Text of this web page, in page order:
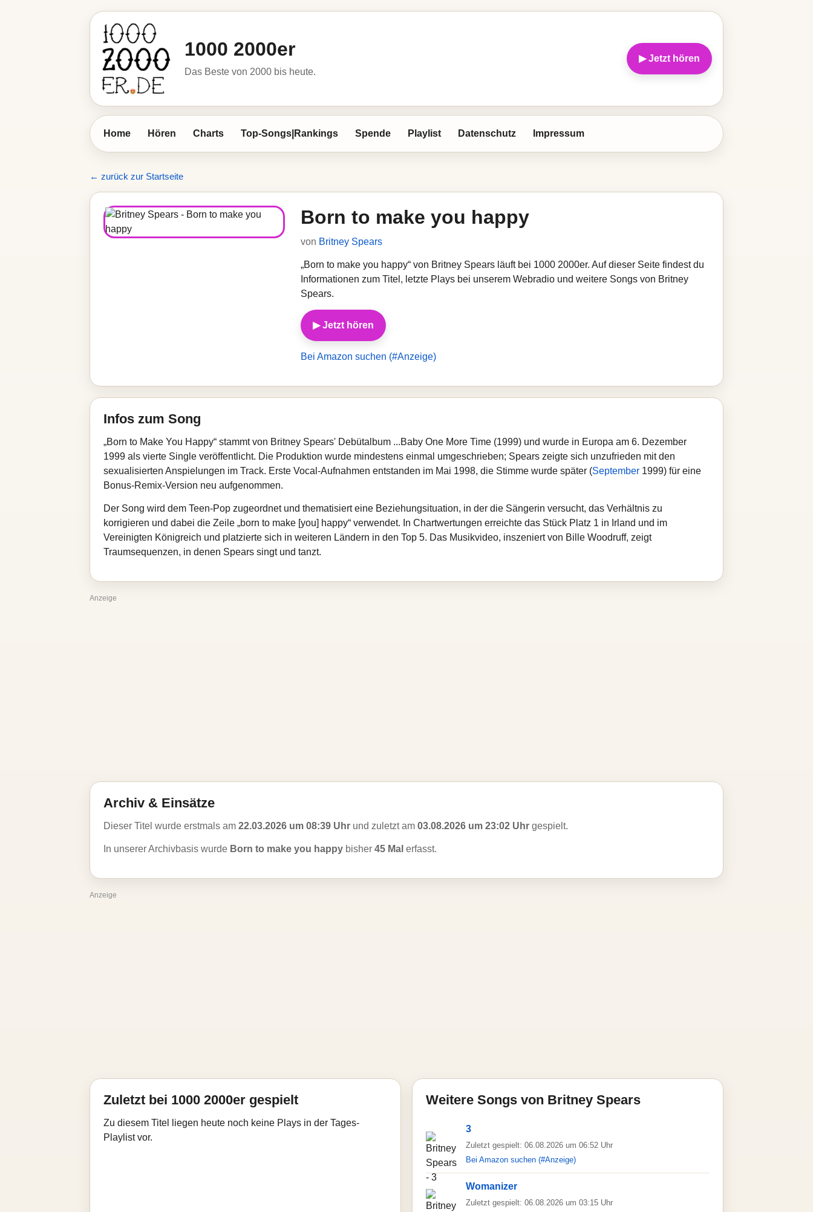
1000 2000er
Das Beste von 2000 bis heute.
▶ Jetzt hören
Home Hören Charts Top-Songs|Rankings Spende Playlist Datenschutz Impressum
← zurück zur Startseite
Born to make you happy
von Britney Spears
„Born to make you happy“ von Britney Spears läuft bei 1000 2000er. Auf dieser Seite findest du
Informationen zum Titel, letzte Plays bei unserem Webradio und weitere Songs von Britney
Spears.
▶ Jetzt hören
Bei Amazon suchen (#Anzeige)
Infos zum Song
„Born to Make You Happy“ stammt von Britney Spears' Debütalbum ...Baby One More Time (1999) und wurde in Europa am 6. Dezember
1999 als vierte Single veröffentlicht. Die Produktion wurde mindestens einmal umgeschrieben; Spears zeigte sich unzufrieden mit den
sexualisierten Anspielungen im Track. Erste Vocal-Aufnahmen entstanden im Mai 1998, die Stimme wurde später (September 1999) für eine
Bonus-Remix-Version neu aufgenommen.
Der Song wird dem Teen-Pop zugeordnet und thematisiert eine Beziehungsituation, in der die Sängerin versucht, das Verhältnis zu
korrigieren und dabei die Zeile „born to make [you] happy“ verwendet. In Chartwertungen erreichte das Stück Platz 1 in Irland und im
Vereinigten Königreich und platzierte sich in weiteren Ländern in den Top 5. Das Musikvideo, inszeniert von Bille Woodruff, zeigt
Traumsequenzen, in denen Spears singt und tanzt.
Anzeige
Archiv & Einsätze
Dieser Titel wurde erstmals am 22.03.2026 um 08:39 Uhr und zuletzt am 03.08.2026 um 23:02 Uhr gespielt.
In unserer Archivbasis wurde Born to make you happy bisher 45 Mal erfasst.
Anzeige
Zuletzt bei 1000 2000er gespielt
Zu diesem Titel liegen heute noch keine Plays in der Tages-
Playlist vor.
Weitere Songs von Britney Spears
3
Zuletzt gespielt: 06.08.2026 um 06:52 Uhr
Bei Amazon suchen (#Anzeige)
Womanizer
Zuletzt gespielt: 06.08.2026 um 03:15 Uhr